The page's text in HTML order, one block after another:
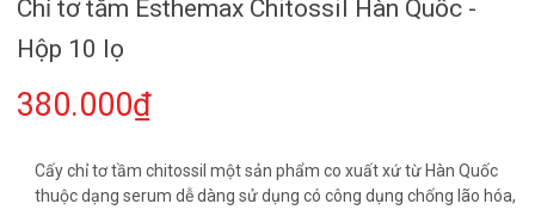
Chỉ tơ tằm Esthemax Chitossil Hàn Quốc -
Hộp 10 lọ
380.000₫
Cấy chỉ tơ tầm chitossil một sản phẩm co xuất xứ từ Hàn Quốc
thuộc dạng serum dễ dàng sử dụng có công dụng chống lão hóa,